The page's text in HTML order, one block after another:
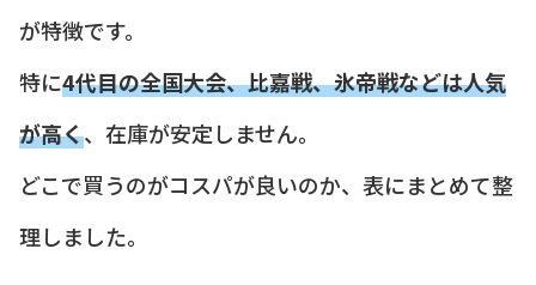
が特徴です。
特に4代目の全国大会、比嘉戦、氷帝戦などは人気
が高く、在庫が安定しません。
どこで買うのがコスパが良いのか、表にまとめて整
理しました。